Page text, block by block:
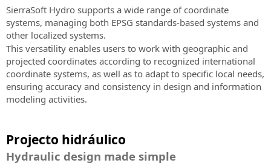
território
SierraSoft
Survey
Software
BIM
para
cálculo
de
medidas
suas
competências
profissionais
SierraSoft
Education
Complemente
a
universitária
com
SierraSoft Hydro supports a wide range of coordinate
systems, managing both EPSG standards-based systems and
other localized systems.
This versatility enables users to work with geographic and
projected coordinates according to recognized international
coordinate systems, as well as to adapt to specific local needs,
ensuring accuracy and consistency in design and information
modeling activities.
Projecto hidráulico
Hydraulic design made simple